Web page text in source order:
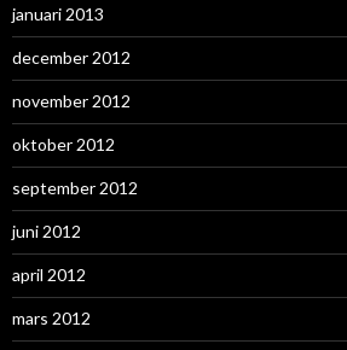
januari 2013
december 2012
november 2012
oktober 2012
september 2012
juni 2012
april 2012
mars 2012